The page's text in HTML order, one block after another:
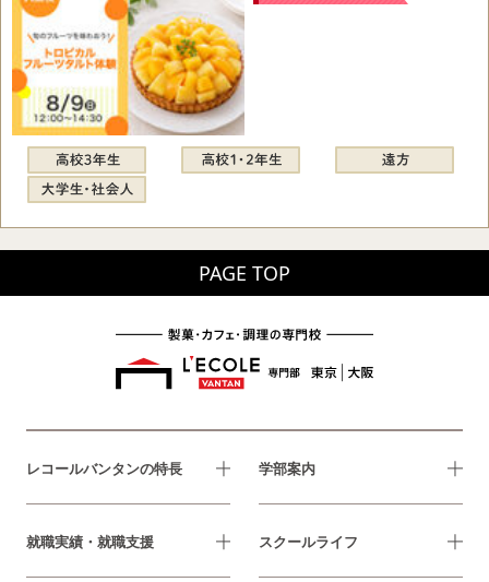
PAGE TOP
レコールバンタンの特長 学部案内
就職実績・就職支援 スクールライフ